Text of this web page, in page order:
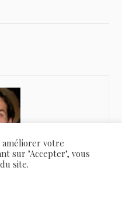
site quelle-machine-a-
améliorer votre
sur "Accepter", vous
site.